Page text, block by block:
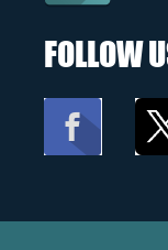
FOLLOW